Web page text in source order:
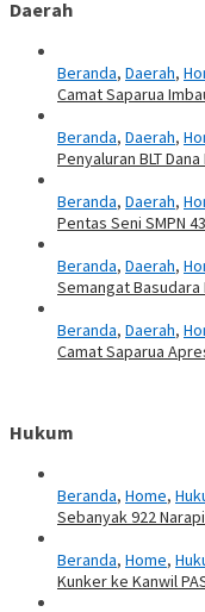
Daerah
Beranda, Daerah,
Camat Saparua
Beranda, Daerah,
Penyaluran BLT
Beranda, Daerah,
Pentas Seni SMPN
Beranda, Daerah,
Semangat
Beranda, Daerah,
Camat Saparua
Hukum
Beranda, Home,
Sebanyak 922
Beranda, Home,
Kunker ke Kanwil